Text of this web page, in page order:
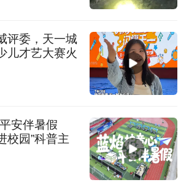
评委，天一城
儿才艺大赛火
安伴暑假
园”科普主